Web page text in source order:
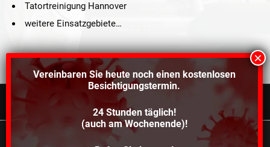
Tatortreinigung Hannover
weitere Einsatzgebiete…
©2021 Schröders Service Team Nord, All Rights Reserved.
Schroeder Service Team Nord
Vereinbaren Sie heute noch einen kostenlosen
Besichtigungstermin.
24 Stunden täglich!
(auch am Wochenende)!